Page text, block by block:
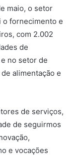
maio, o setor
o fornecimento e
com 2.002
de
no setor de
alimentação e
de serviços,
de seguirmos
e vocações